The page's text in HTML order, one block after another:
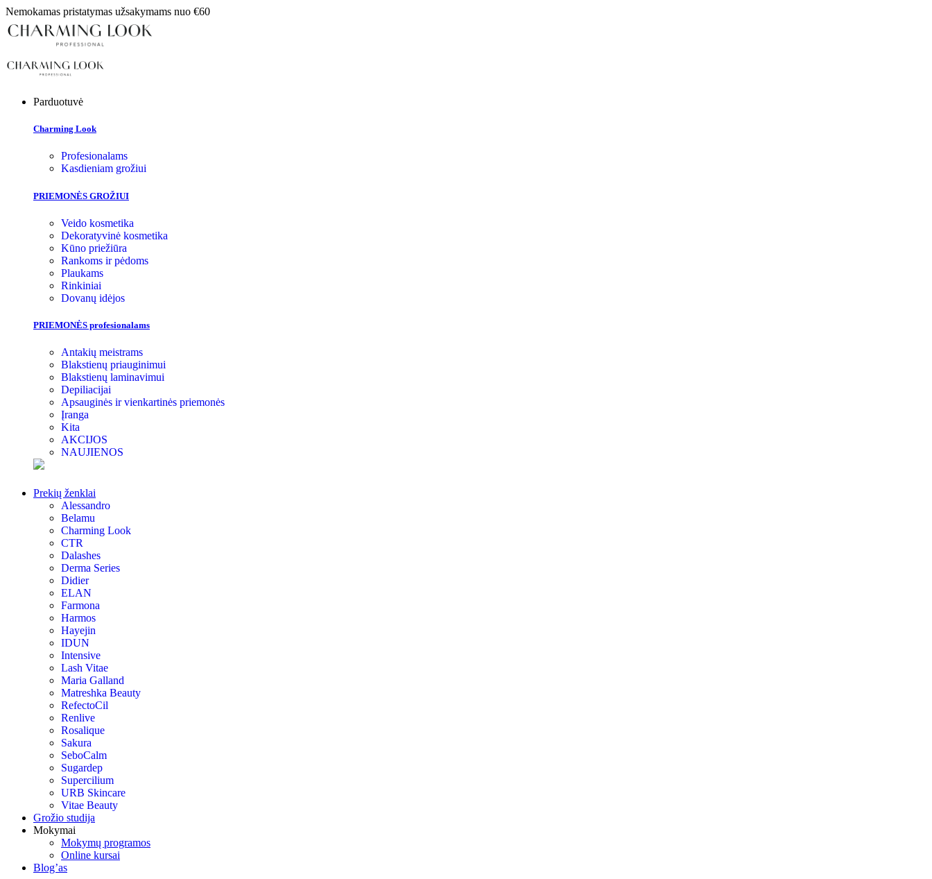
Nemokamas pristatymas užsakymams nuo €60
Parduotuvė
Charming Look
Profesionalams
Kasdieniam grožiui
PRIEMONĖS GROŽIUI
Veido kosmetika
Dekoratyvinė kosmetika
Kūno priežiūra
Rankoms ir pėdoms
Plaukams
Rinkiniai
Dovanų idėjos
PRIEMONĖS profesionalams
Antakių meistrams
Blakstienų priauginimui
Blakstienų laminavimui
Depiliacijai
Apsauginės ir vienkartinės priemonės
Įranga
Kita
AKCIJOS
NAUJIENOS
Prekių ženklai
Alessandro
Belamu
Charming Look
CTR
Dalashes
Derma Series
Didier
ELAN
Farmona
Harmos
Hayejin
IDUN
Intensive
Lash Vitae
Maria Galland
Matreshka Beauty
RefectoCil
Renlive
Rosalique
Sakura
SeboCalm
Sugardep
Supercilium
URB Skincare
Vitae Beauty
Grožio studija
Mokymai
Mokymų programos
Online kursai
Blog’as